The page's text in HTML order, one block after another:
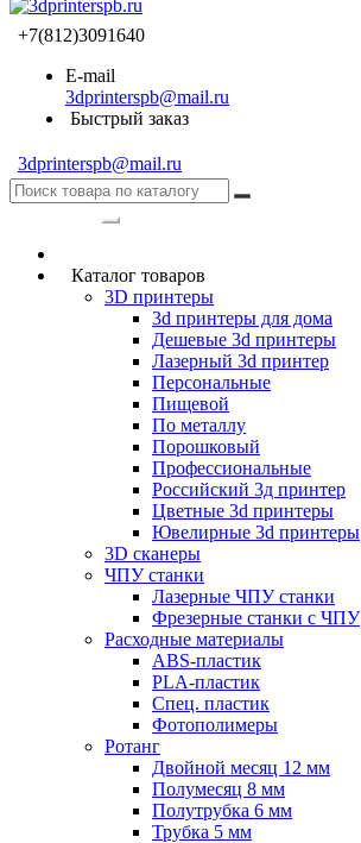
+7(812)3091640
E-mail
3dprinterspb@mail.ru
Быстрый заказ
3dprinterspb@mail.ru
Каталог товаров
3D принтеры
3d принтеры для дома
Дешевые 3d принтеры
Лазерный 3d принтер
Персональные
Пищевой
По металлу
Порошковый
Профессиональные
Российский 3д принтер
Цветные 3d принтеры
Ювелирные 3d принтеры
3D сканеры
ЧПУ станки
Лазерные ЧПУ станки
Фрезерные станки с ЧПУ
Расходные материалы
ABS-пластик
PLA-пластик
Спец. пластик
Фотополимеры
Ротанг
Двойной месяц 12 мм
Полумесяц 8 мм
Полутрубка 6 мм
Трубка 5 мм